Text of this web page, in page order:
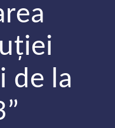
de la